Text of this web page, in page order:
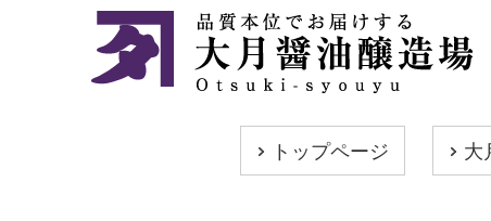
トップページ 大